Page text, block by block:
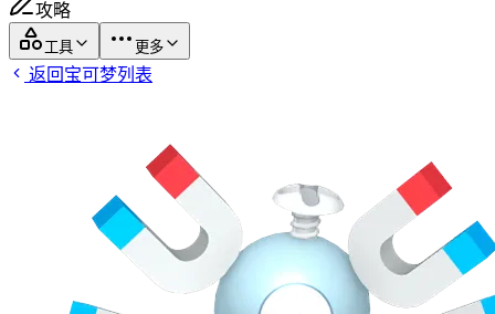
攻略
工具 更多
返回宝可梦列表